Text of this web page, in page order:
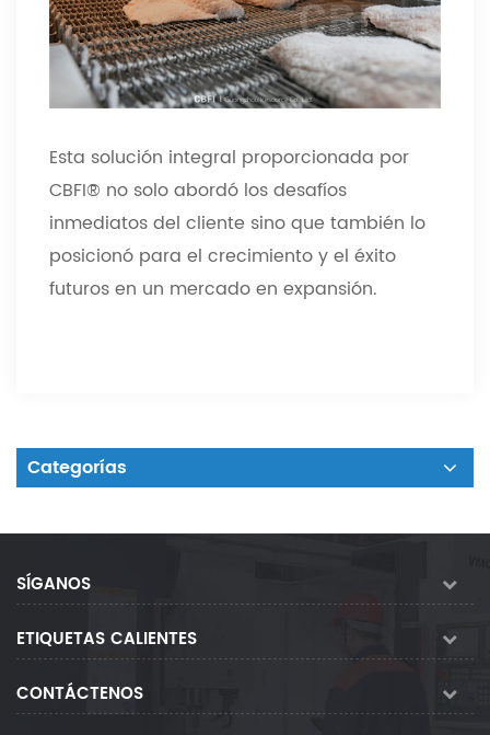
Esta solución integral proporcionada por
CBFI® no solo abordó los desafíos
inmediatos del cliente sino que también lo
posicionó para el crecimiento y el éxito
futuros en un mercado en expansión.
Categorías
SÍGANOS
ETIQUETAS CALIENTES
CONTÁCTENOS